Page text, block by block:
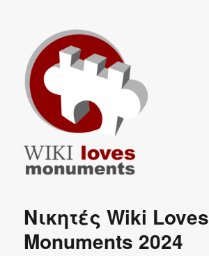
Ανακοινώσεις
Νικητές Wiki Loves
Monuments 2024